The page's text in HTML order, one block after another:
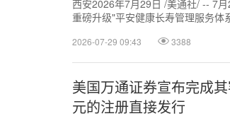
西安2026年7月29日 /美通社/ -- 7
重磅升级"平安健康长寿管理服务体
2026-07-29 09:43 3388
美国万通证券宣布完成
元的注册直接发行